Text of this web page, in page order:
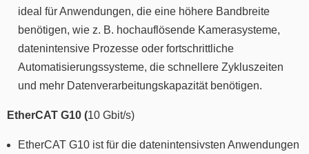
ideal für Anwendungen, die eine höhere Bandbreite
benötigen, wie z. B. hochauflösende Kamerasysteme,
datenintensive Prozesse oder fortschrittliche
Automatisierungssysteme, die schnellere Zykluszeiten
und mehr Datenverarbeitungskapazität benötigen.
EtherCAT G10 (10 Gbit/s)
EtherCAT G10 ist für die datenintensivsten Anwendungen